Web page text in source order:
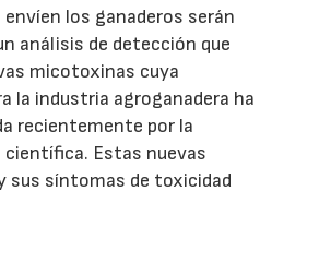
los ganaderos serán
análisis de detección que
micotoxinas cuya
la industria agroganadera ha
recientemente por la
Estas nuevas
sus síntomas de toxicidad